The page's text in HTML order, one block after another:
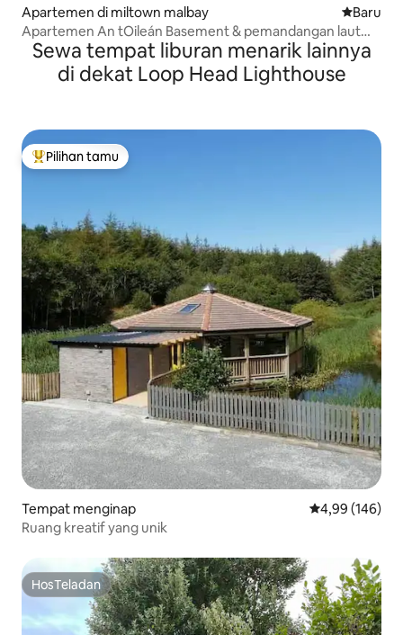
Apartemen di miltown malbay Tempat
Baru
Apartemen An tOileán Basement & pemandangan laut
yang jauh
Sewa tempat liburan menarik lainnya
di dekat Loop Head Lighthouse
Pilihan tamu terpopuler
Pilihan tamu
Tempat menginap Nilai rata-rata
4,99 (146)
Ruang kreatif yang unik
HosTeladan
HosTeladan